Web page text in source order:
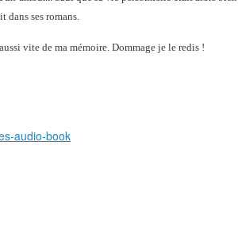
dans ses romans.
vite de ma mémoire. Dommage je le redis !